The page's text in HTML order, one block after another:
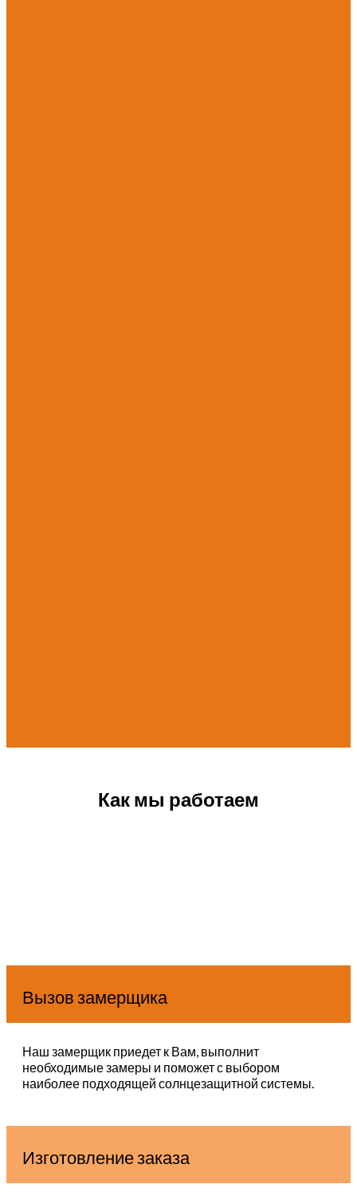
Как мы работаем
Вызов замерщика
Наш замерщик приедет к Вам, выполнит
необходимые замеры и поможет с выбором
наиболее подходящей солнцезащитной системы.
Изготовление заказа